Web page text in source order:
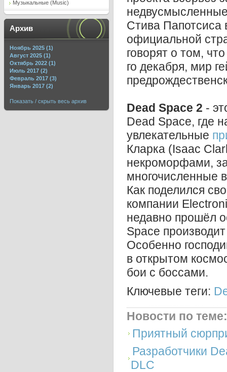
Стива Папотсиса
официальной
говорят о том,
го декабря, мир
Dead Space 2 -
Dead Space, где
увлекательные
Кларка (Isaac
некроморфами,
многочисленные
Как поделился
компании
недавно прошёл
Space
Особенно
в открытом
бои с боссами.
Ключевые теги:
Новости по теме:
Приятный
Разработчики
DLC
Музыкальные (Music)
Архив
Ноябрь 2025 (1)
Август 2025 (1)
Октябрь 2022 (1)
Июль 2017 (2)
Февраль 2017 (3)
Январь 2017 (2)
Показать / скрыть весь архив